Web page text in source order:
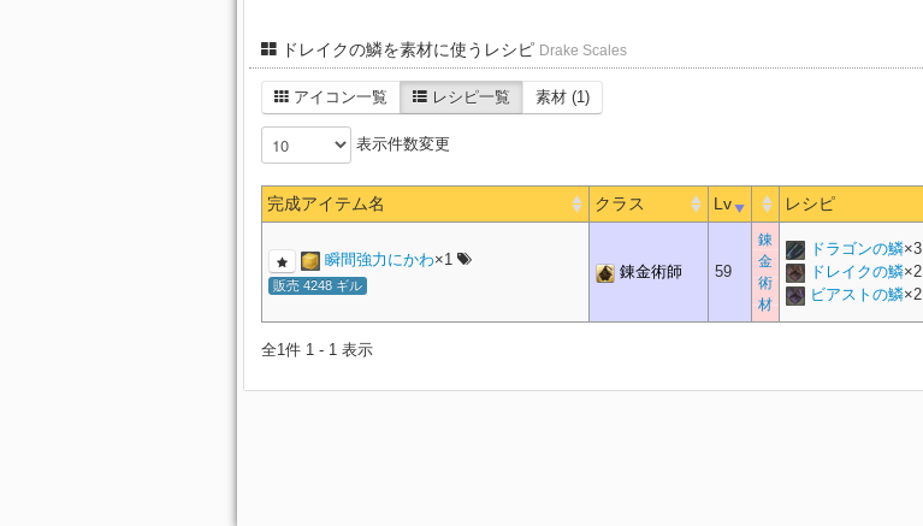
ドレイクの鱗を素材に使うレシピ Drake Scales
アイコン一覧 レシピ一覧 素材 (1)
表示件数変更
完成アイテム名 クラス Lv レシピ
瞬間強力にかわ×1
販売 4248 ギル
錬金術師 59
錬
金
術
材
ドラゴンの鱗×3
ドレイクの鱗×2
ビアストの鱗×2
全1件 1 - 1 表示